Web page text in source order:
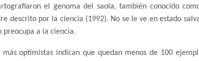
el genoma del saola, también conocido
descrito por la ciencia (1992). No se le ve en estado
preocupa a la ciencia.
más optimistas indican que quedan menos de 100